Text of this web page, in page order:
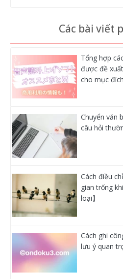
Các bài viết
Tổng hợp
được đề
cho mục
Chuyển văn
câu hỏi
Cách điều
gian trống
loại】
Cách ghi
lưu ý quan